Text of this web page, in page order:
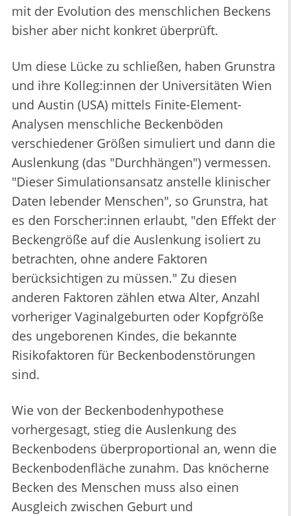
mit der Evolution des menschlichen Beckens
bisher aber nicht konkret überprüft.
Um diese Lücke zu schließen, haben Grunstra
und ihre Kolleg:innen der Universitäten Wien
und Austin (USA) mittels Finite-Element-
Analysen menschliche Beckenböden
verschiedener Größen simuliert und dann die
Auslenkung (das "Durchhängen") vermessen.
"Dieser Simulationsansatz anstelle klinischer
Daten lebender Menschen", so Grunstra, hat
es den Forscher:innen erlaubt, "den Effekt der
Beckengröße auf die Auslenkung isoliert zu
betrachten, ohne andere Faktoren
berücksichtigen zu müssen." Zu diesen
anderen Faktoren zählen etwa Alter, Anzahl
vorheriger Vaginalgeburten oder Kopfgröße
des ungeborenen Kindes, die bekannte
Risikofaktoren für Beckenbodenstörungen
sind.
Wie von der Beckenbodenhypothese
vorhergesagt, stieg die Auslenkung des
Beckenbodens überproportional an, wenn die
Beckenbodenfläche zunahm. Das knöcherne
Becken des Menschen muss also einen
Ausgleich zwischen Geburt und